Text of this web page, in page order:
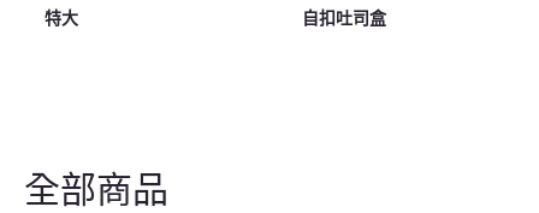
全部商品
特大 自扣吐司盒